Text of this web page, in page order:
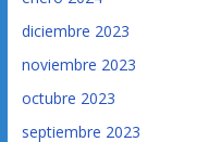
diciembre 2023
noviembre 2023
octubre 2023
septiembre 2023